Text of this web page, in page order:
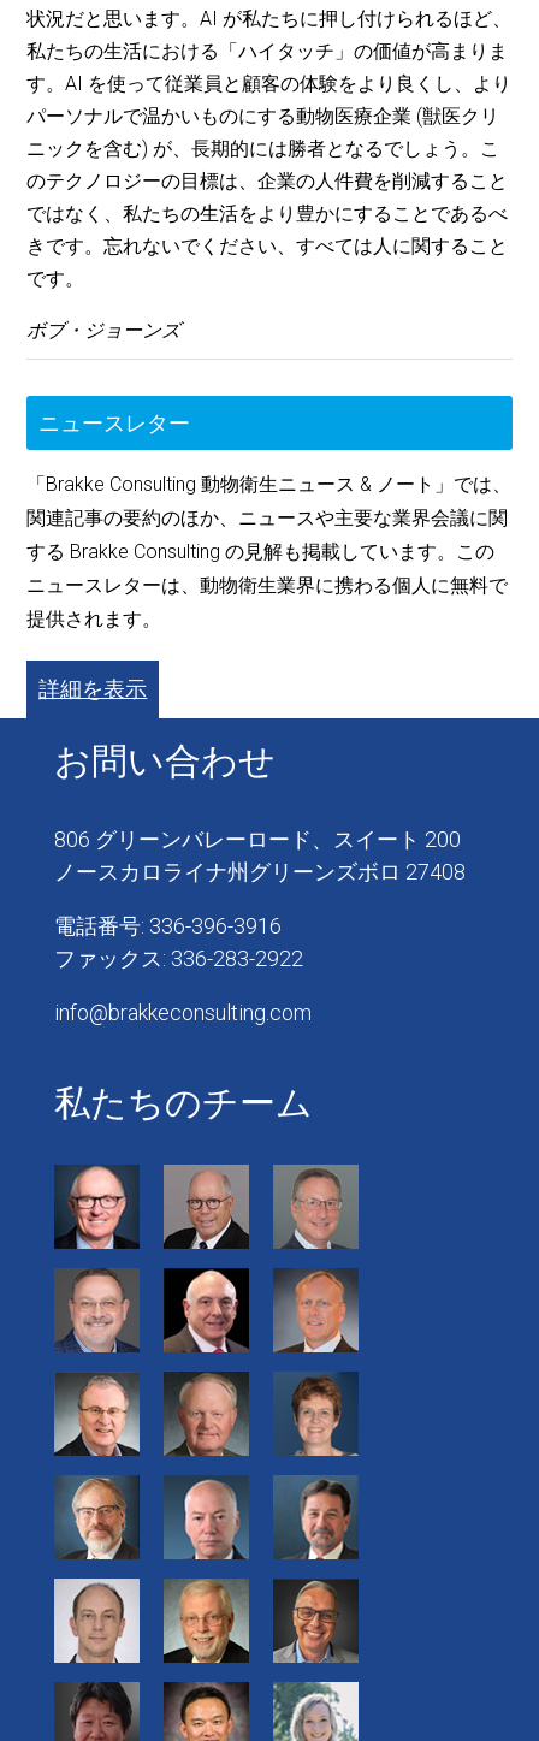
状況だと思います。AI が私たちに押し付けられるほど、
私たちの生活における「ハイタッチ」の価値が高まりま
す。AI を使って従業員と顧客の体験をより良くし、より
パーソナルで温かいものにする動物医療企業 (獣医クリ
ニックを含む) が、長期的には勝者となるでしょう。こ
のテクノロジーの目標は、企業の人件費を削減すること
ではなく、私たちの生活をより豊かにすることであるべ
きです。忘れないでください、すべては人に関すること
です。
ボブ・ジョーンズ
ニュースレター
「Brakke Consulting 動物衛生ニュース & ノート」では、
関連記事の要約のほか、ニュースや主要な業界会議に関
する Brakke Consulting の見解も掲載しています。この
ニュースレターは、動物衛生業界に携わる個人に無料で
提供されます。
詳細を表示
お問い合わせ
806 グリーンバレーロード、スイート 200
ノースカロライナ州グリーンズボロ 27408
電話番号: 336-396-3916
ファックス: 336-283-2922
info@brakkeconsulting.com
私たちのチーム